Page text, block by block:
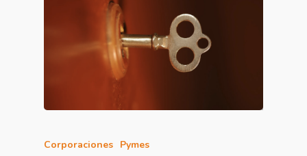
Corporaciones Pymes